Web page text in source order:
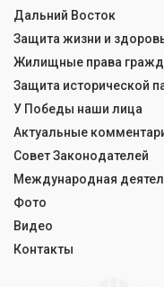
Дальний Восток
Защита жизни и
Жилищные права
Защита исторической
У Победы наши лица
Актуальные
Совет Законодателей
Международная
Фото
Видео
Контакты